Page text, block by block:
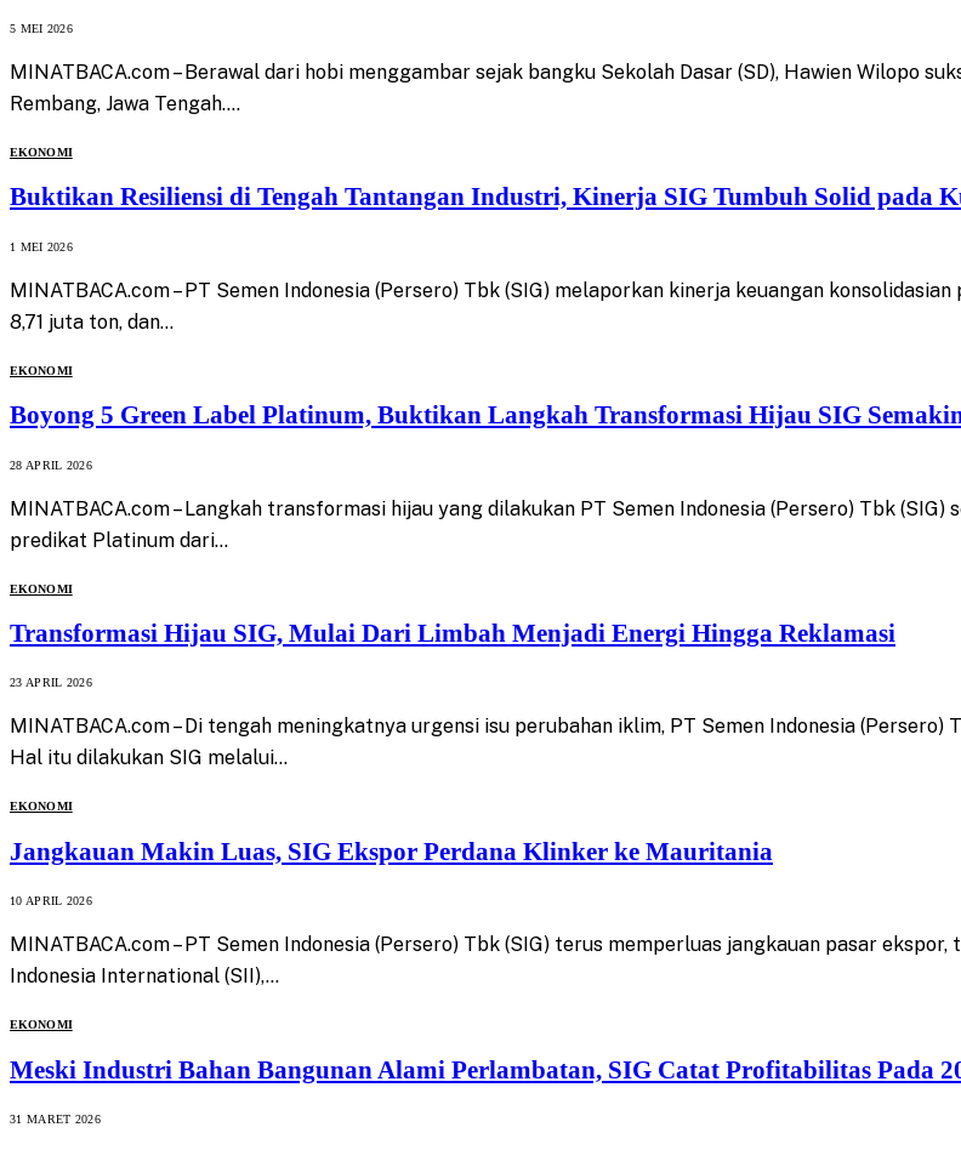
5 MEI 2026
MINATBACA.com – Berawal dari hobi menggambar sejak bangku Sekolah Dasar (SD), Hawien Wilopo
Rembang, Jawa Tengah.…
EKONOMI
Buktikan Resiliensi di Tengah Tantangan Industri, Kinerja SIG Tumbuh Solid pada
1 MEI 2026
MINATBACA.com – PT Semen Indonesia (Persero) Tbk (SIG) melaporkan kinerja keuangan
8,71 juta ton, dan…
EKONOMI
Boyong 5 Green Label Platinum, Buktikan Langkah Transformasi Hijau SIG
28 APRIL 2026
MINATBACA.com – Langkah transformasi hijau yang dilakukan PT Semen Indonesia (Persero) Tbk
predikat Platinum dari…
EKONOMI
Transformasi Hijau SIG, Mulai Dari Limbah Menjadi Energi Hingga Reklamasi
23 APRIL 2026
MINATBACA.com – Di tengah meningkatnya urgensi isu perubahan iklim, PT Semen Indonesia
Hal itu dilakukan SIG melalui…
EKONOMI
Jangkauan Makin Luas, SIG Ekspor Perdana Klinker ke Mauritania
10 APRIL 2026
MINATBACA.com – PT Semen Indonesia (Persero) Tbk (SIG) terus memperluas jangkauan pasar
Indonesia International (SII),…
EKONOMI
Meski Industri Bahan Bangunan Alami Perlambatan, SIG Catat Profitabilitas Pada
31 MARET 2026